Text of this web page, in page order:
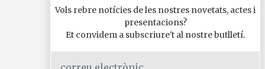
Vols rebre notícies de les nostres novetats, actes i
presentacions?
Et convidem a subscriure't al nostre butlletí.